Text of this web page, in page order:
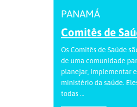
PANAMÁ
Comitês de
Os Comitês de Saúde
de uma comunidade
planejar, implementar
ministério da saúde.
todas ...